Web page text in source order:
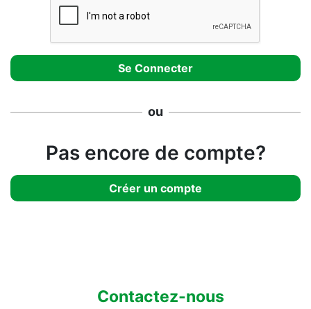
ou
Pas encore de compte?
Créer un compte
Contactez-nous